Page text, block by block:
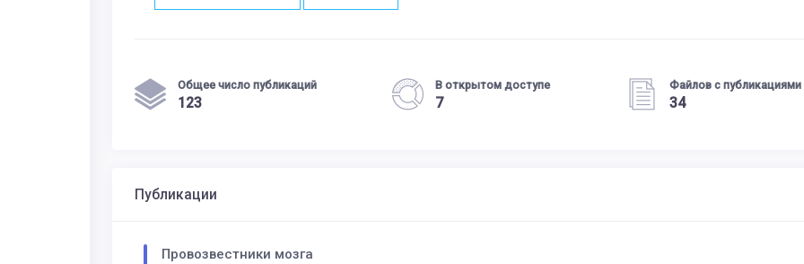
Общее число публикаций
123
В открытом доступе
7
Файлов с публикациями
34
Публикации
Провозвестники мозга